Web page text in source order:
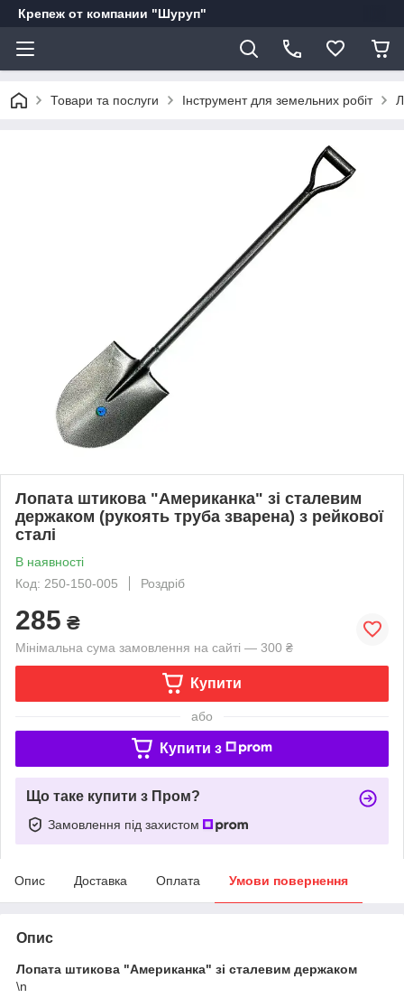
Крепеж от компании "Шуруп"
Товари та послуги Інструмент для земельних робіт
Лопата штикова "Американка" зі сталевим
держаком (рукоять труба зварена) з рейкової
сталі
В наявності
Код: 250-150-005
Роздріб
285 ₴
Мінімальна сума замовлення на сайті — 300 ₴
Купити
або
Купити з
Що таке купити з Пром?
Замовлення під захистом
Опис Доставка Оплата Умови повернення
Опис
Лопата штикова "Американка" зі сталевим держаком
\n